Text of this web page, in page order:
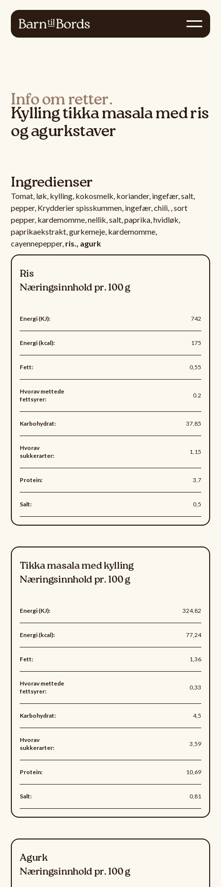
Info om retter.
Kylling tikka masala med ris
og agurkstaver
Ingredienser
Tomat, løk, kylling, kokosmelk, koriander, ingefær, salt,
pepper, Krydderier spisskummen, ingefær, chili, , sort
pepper, kardemomme, nellik, salt, paprika, hvidløk,
paprikaekstrakt, gurkemeje, kardemomme,
cayennepepper, ris., agurk
Ris
Næringsinnhold pr. 100 g
Energi (KJ): 742
Energi (kcal): 175
Fett: 0,55
Hvorav mettede
fettsyrer:
0.2
Karbohydrat: 37,85
Hvorav
sukkerarter:
1,15
Protein: 3,7
Salt: 0,5
Tikka masala med kylling
Næringsinnhold pr. 100 g
Energi (KJ): 324,82
Energi (kcal): 77,24
Fett: 1,36
Hvorav mettede
fettsyrer:
0,33
Karbohydrat: 4,5
Hvorav
sukkerarter:
3,59
Protein: 10,69
Salt: 0,81
Agurk
Næringsinnhold pr. 100 g